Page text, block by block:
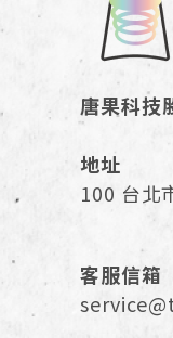
唐果科技
地址
100 台北
客服信箱